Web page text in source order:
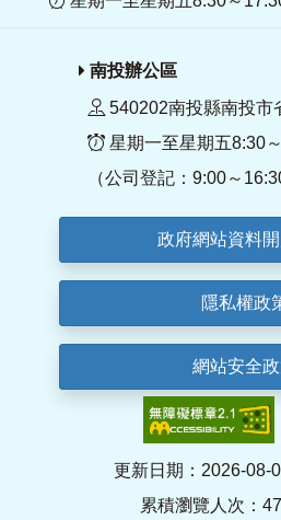
南投辦公區
540202南投縣南投市
星期一至星期五8:30
（公司登記：9:00～
政府網站資料
隱私權政
網站安全
更新日期：2026-08-
累積瀏覽人次：